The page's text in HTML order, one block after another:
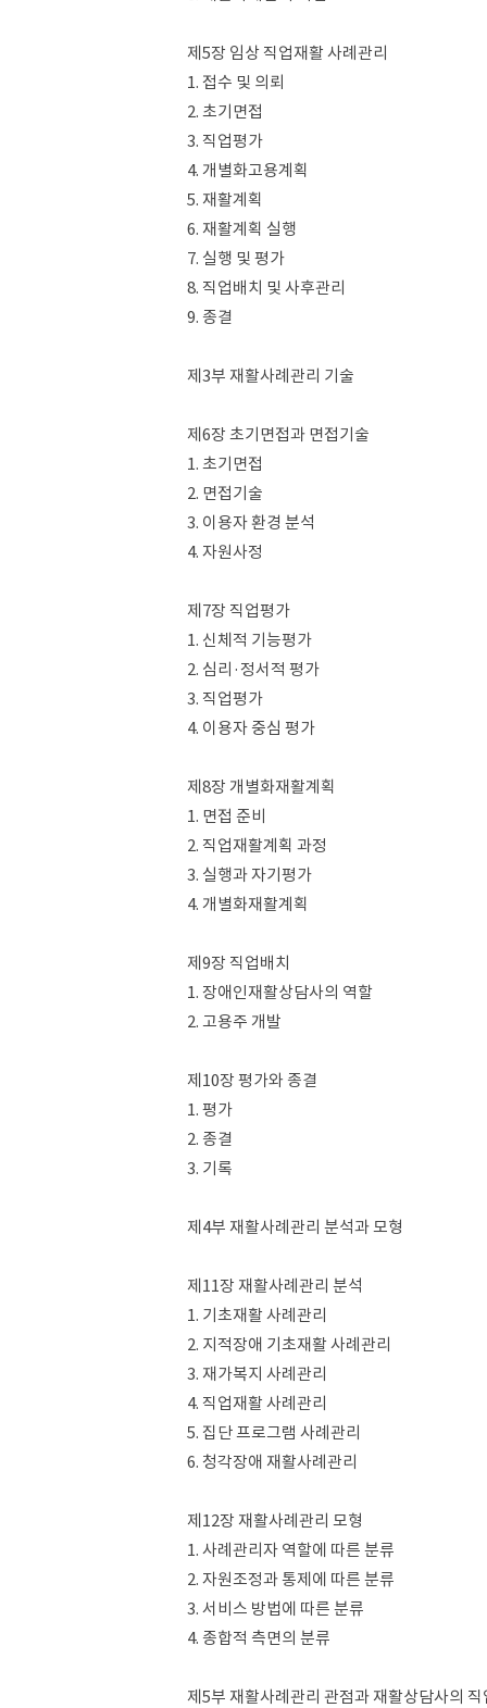
제5장 임상 직업재활 사례관리
1. 접수 및 의뢰
2. 초기면접
3. 직업평가
4. 개별화고용계획
5. 재활계획
6. 재활계획 실행
7. 실행 및 평가
8. 직업배치 및 사후관리
9. 종결
제3부 재활사례관리 기술
제6장 초기면접과 면접기술
1. 초기면접
2. 면접기술
3. 이용자 환경 분석
4. 자원사정
제7장 직업평가
1. 신체적 기능평가
2. 심리·정서적 평가
3. 직업평가
4. 이용자 중심 평가
제8장 개별화재활계획
1. 면접 준비
2. 직업재활계획 과정
3. 실행과 자기평가
4. 개별화재활계획
제9장 직업배치
1. 장애인재활상담사의 역할
2. 고용주 개발
제10장 평가와 종결
1. 평가
2. 종결
3. 기록
제4부 재활사례관리 분석과 모형
제11장 재활사례관리 분석
1. 기초재활 사례관리
2. 지적장애 기초재활 사례관리
3. 재가복지 사례관리
4. 직업재활 사례관리
5. 집단 프로그램 사례관리
6. 청각장애 재활사례관리
제12장 재활사례관리 모형
1. 사례관리자 역할에 따른 분류
2. 자원조정과 통제에 따른 분류
3. 서비스 방법에 따른 분류
4. 종합적 측면의 분류
제5부 재활사례관리 관점과 재활상담사의